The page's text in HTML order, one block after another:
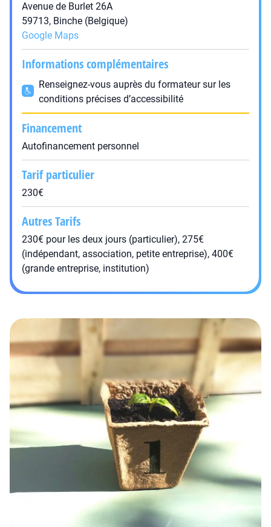
Avenue de Burlet 26A
59713, Binche (Belgique)
Google Maps
Informations complémentaires
Renseignez-vous auprès du formateur sur les
conditions précises d’accessibilité
Financement
Autofinancement personnel
Tarif particulier
230€
Autres Tarifs
230€ pour les deux jours (particulier), 275€
(indépendant, association, petite entreprise), 400€
(grande entreprise, institution)